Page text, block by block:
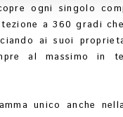
ogni singolo
a 360 gradi che
ai suoi
al massimo in
unico anche